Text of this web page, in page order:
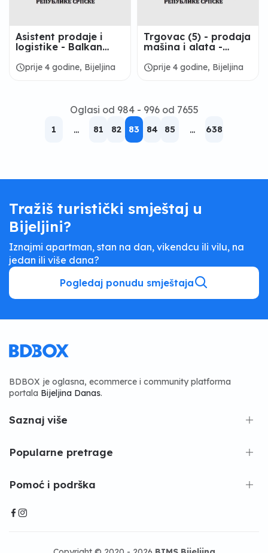
Asistent prodaje i
logistike - Balkan
scheduleprije 4 godine, Bijeljina
Trgovac (5) - prodaja
mašina i alata -
scheduleprije 4 godine, Bijeljina
Oglasi od 984 - 996 od 7655
1 ... 81 82 83 84 85 ... 638
Tražiš turistički smještaj u
Bijeljini?
Iznajmi apartman, stan na dan, vikendcu ili vilu, na
jedan ili više dana?
Pogledaj ponudu smještaja
BDBOX je oglasna, ecommerce i community platforma
portala Bijeljina Danas.
Saznaj više
Popularne pretrage
Pomoć i podrška